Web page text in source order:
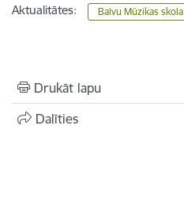
Aktualitātes: Balvu Mūzikas skola
Drukāt lapu
Dalīties